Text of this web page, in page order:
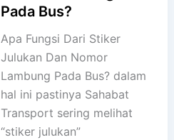
Pada Bus?
Apa Fungsi Dari Stiker
Julukan Dan Nomor
Lambung Pada Bus? dalam
hal ini pastinya Sahabat
Transport sering melihat
“stiker julukan”